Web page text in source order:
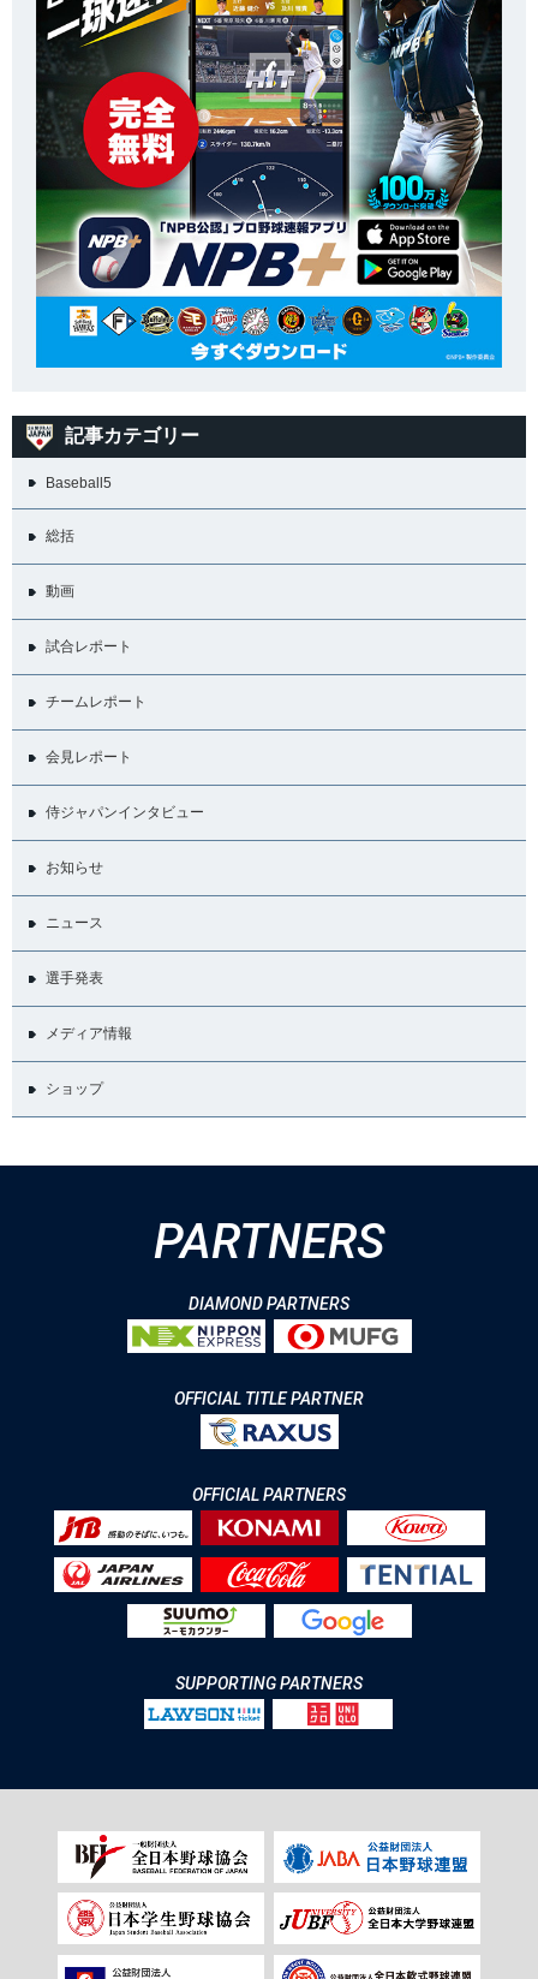
記事カテゴリー
Baseball5
総括
動画
試合レポート
チームレポート
会見レポート
侍ジャパンインタビュー
お知らせ
ニュース
選手発表
メディア情報
ショップ
PARTNERS
DIAMOND PARTNERS
OFFICIAL TITLE PARTNER
OFFICIAL PARTNERS
SUPPORTING PARTNERS